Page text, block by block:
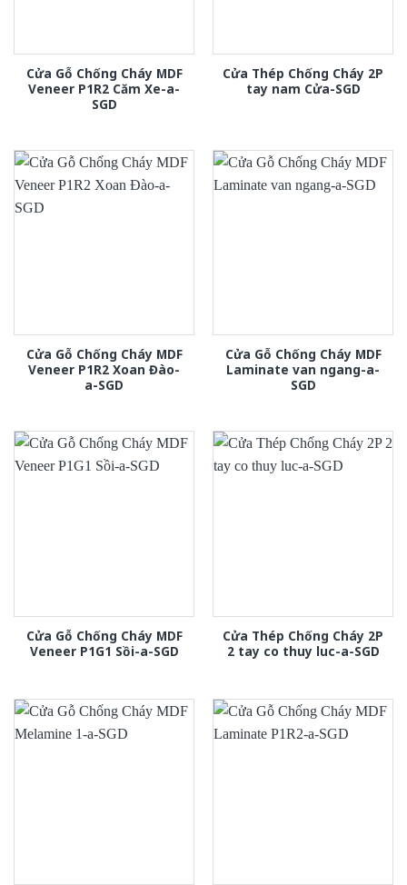
Cửa Gỗ Chống Cháy MDF
Veneer P1R2 Căm Xe-a-
SGD
Cửa Thép Chống Cháy 2P
tay nam Cửa-SGD
Cửa Gỗ Chống Cháy MDF
Veneer P1R2 Xoan Đào-
a-SGD
Cửa Gỗ Chống Cháy MDF
Laminate van ngang-a-
SGD
Cửa Gỗ Chống Cháy MDF
Veneer P1G1 Sồi-a-SGD
Cửa Thép Chống Cháy 2P
2 tay co thuy luc-a-SGD